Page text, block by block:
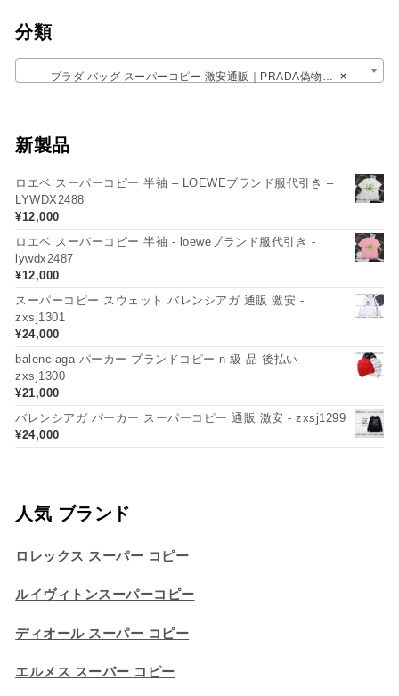
分類
×
プラダ バッグ スーパーコピー 激安通販｜PRADA偽物N級品 人気
新製品
ロエベ スーパーコピー 半袖 – LOEWEブランド服代引き –
LYWDX2488
¥12,000
ロエベ スーパーコピー 半袖 - loeweブランド服代引き -
lywdx2487
¥12,000
スーパーコピー スウェット バレンシアガ 通販 激安 -
zxsj1301
¥24,000
balenciaga パーカー ブランドコピー n 級 品 後払い -
zxsj1300
¥21,000
バレンシアガ パーカー スーパーコピー 通販 激安 - zxsj1299
¥24,000
人気 ブランド
ロレックス スーパー コピー
ルイヴィトンスーパーコピー
ディオール スーパー コピー
エルメス スーパー コピー